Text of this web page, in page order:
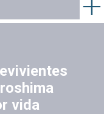
vida